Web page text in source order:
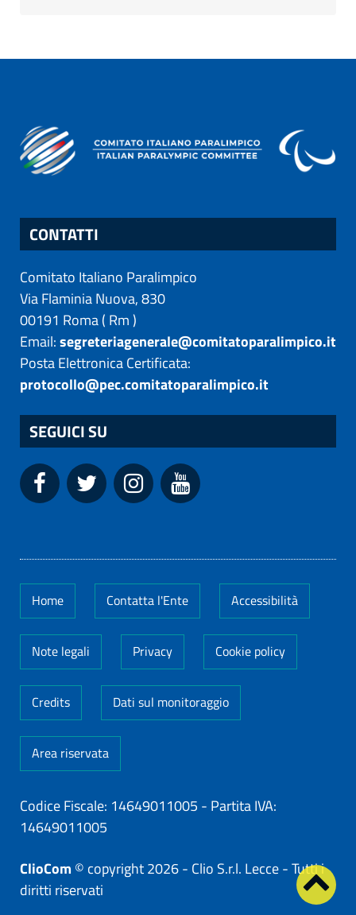
CONTATTI
Comitato Italiano Paralimpico
Via Flaminia Nuova, 830
00191 Roma( Rm)
Email:segreteriagenerale@comitatoparalimpico.it
Posta Elettronica Certificata:
protocollo@pec.comitatoparalimpico.it
SEGUICI SU
Home Contatta l'Ente Accessibilità
Note legali Privacy Cookie policy
Credits Dati sul monitoraggio
Area riservata
Codice Fiscale: 14649011005 - Partita IVA:
14649011005
ClioCom © copyright 2026 - Clio S.r.l. Lecce - Tutti i
diritti riservati